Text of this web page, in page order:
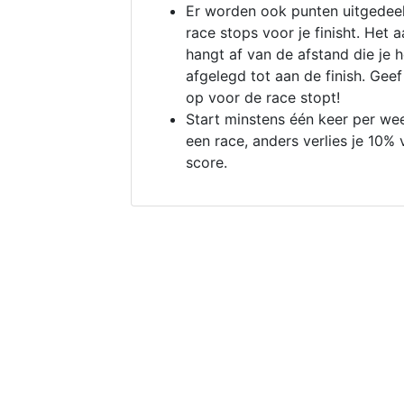
Er worden ook punten
race stops voor je finisht. Het
hangt af van de afstand die je
afgelegd tot aan de finish.
op voor de race stopt!
Start minstens één keer per
een race, anders verlies je 10%
score.